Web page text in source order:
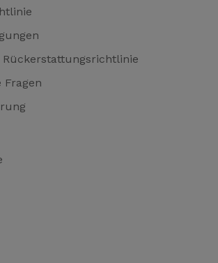
Rückerstattungsrichtlinie
Fragen